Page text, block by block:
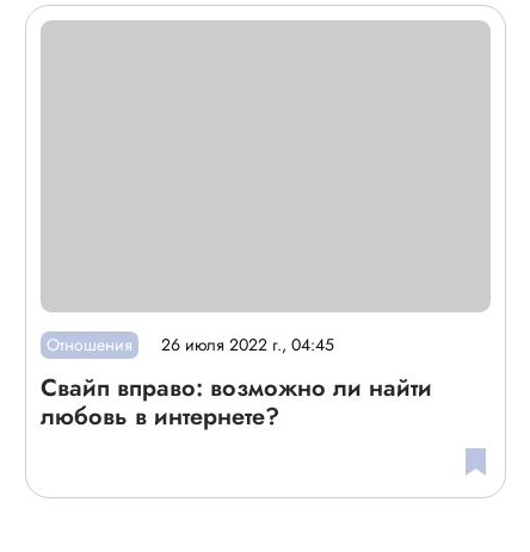
Отношения 26 июля 2022 г., 04:45
Свайп вправо: возможно ли найти
любовь в интернете?